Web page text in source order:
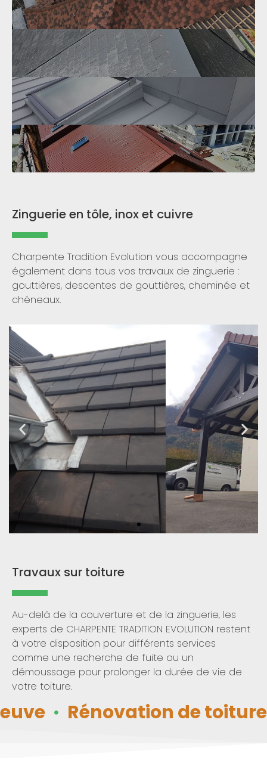
Zinguerie en tôle, inox et cuivre
Charpente Tradition Evolution vous accompagne
également dans tous vos travaux de zinguerie :
gouttières, descentes de gouttières, cheminée et
chéneaux.
Travaux sur toiture
Au-delà de la couverture et de la zinguerie, les
experts de CHARPENTE TRADITION EVOLUTION restent
à votre disposition pour différents services
comme une recherche de fuite ou un
démoussage pour prolonger la durée de vie de
votre toiture.
Rénovation de toiture